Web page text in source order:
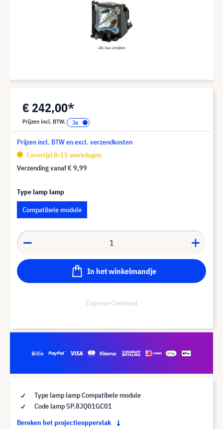
€ 242,00*
Prijzen incl. BTW.
Prijzen incl. BTW en excl. verzendkosten
Levertijd 8-15 werkdagen
Verzending vanaf€ 9,99
Type lamp lamp
Compatibele module
In het winkelmandje
Express-Checkout
Type lamp lamp Compatibele module
Code lamp SP.8JQ01GC01
Bereken het projectieoppervlak